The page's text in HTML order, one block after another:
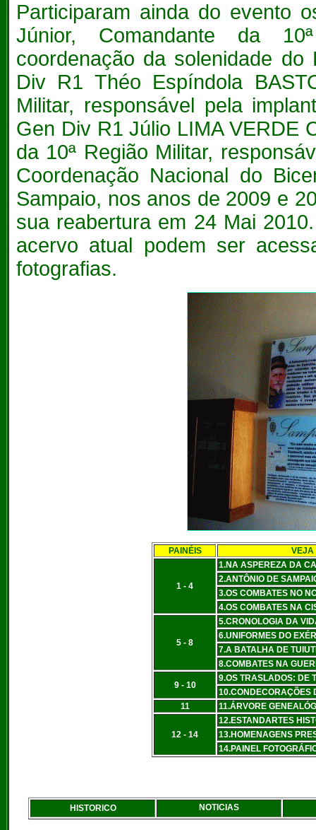
Participaram ainda do evento
Júnior, Comandante da
coordenação da solenidade
Div R1 Théo Espíndola
Militar, responsável pela
Gen Div R1 Júlio LIMA VERDE
da 10ª Região Militar,
Coordenação Nacional do
Sampaio, nos anos de 2009 e
sua reabertura em 24 Mai
acervo atual podem ser
fotografias.
PAINÉIS VEJA
1 - 4
1.NA ASPEREZA DA
2.ANTÔNIO DE
3.OS COMBATES NO
4.OS COMBATES NA
5 - 8
5.CRONOLOGIA DA
6.UNIFORMES DO
7.A BATALHA DE
8.COMBATES NA
9 - 10
9.OS TRASLADOS: DE
10.CONDECORAÇÕES
11
11.ÁRVORE
12 - 14
12.ESTANDARTES
13.HOMENAGENS
14.PAINEL
HISTORICO NOTICIAS